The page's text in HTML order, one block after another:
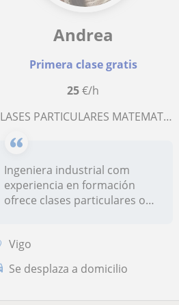
Andrea
Primera clase gratis
25€/h
CLASES PARTICULARES MATEMATICAS ZONA PORRIÑO
Ingeniera industrial com
experiencia en formación
ofrece clases particulares o
Vigo
Se desplaza a domicilio